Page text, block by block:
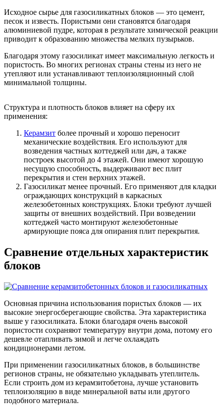
Исходное сырье для газосиликатных блоков — это цемент,
песок и известь. Пористыми они становятся благодаря
алюминиевой пудре, которая в результате химической реакции
приводит к образованию множества мелких пузырьков.
Благодаря этому газосиликат имеет максимальную легкость и
пористость. Во многих регионах страны стены из него не
утепляют или устанавливают теплоизоляционный слой
минимальной толщины.
Структура и плотность блоков влияет на сферу их
применения:
Керамзит более прочный и хорошо переносит
механические воздействия. Его используют для
возведения частных коттеджей или дач, а также
построек высотой до 4 этажей. Они имеют хорошую
несущую способность, выдерживают вес плит
перекрытия и стен верхних этажей.
Газосиликат менее прочный. Его применяют для кладки
ограждающих конструкций в каркасных
железобетонных конструкциях. Блоки требуют лучшей
защиты от внешних воздействий. При возведении
коттеджей часто монтируют железобетонные
армирующие пояса для опирания плит перекрытия.
Сравнение отдельных характеристик
блоков
Основная причина использования пористых блоков — их
высокие энергосберегающие свойства. Эта характеристика
выше у газосиликата. Блоки благодаря очень высокой
пористости сохраняют температуру внутри дома, потому его
дешевле отапливать зимой и легче охлаждать
кондиционерами летом.
При применении газосиликатных блоков, в большинстве
регионов страны, не обязательно укладывать утеплитель.
Если строить дом из керамзитобетона, лучше установить
теплоизоляцию в виде минеральной ваты или другого
подобного материала.